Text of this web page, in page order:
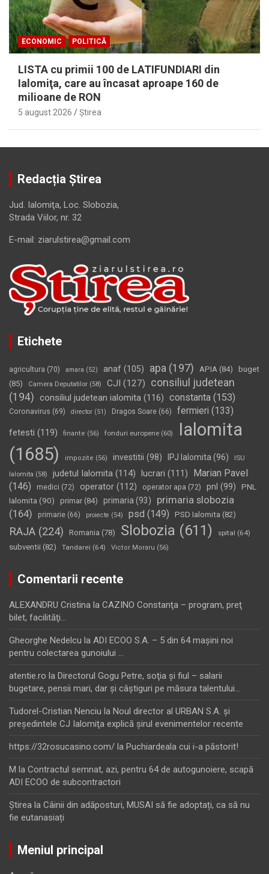
ECONOMIC POLITICĂ
LISTA cu primii 100 de LATIFUNDIARI din
Ialomiţa, care au încasat aproape 160 de
milioane de RON
5 august 2026 Ştirea
Redacția Știrea
Jud. Ialomiţa, Loc. Slobozia,
Strada Viilor, nr. 32
E-mail: ziarulstirea@gmail.com
Etichete
agricultura (70) amara (52) anaf (105) apa (197) APIA (84)
buget
(85)
Camera Deputatilor (58) CJI (127)
consiliul judetean
(194) consiliul judetean ialomita (116) constanta (153)
Coronavirus (69) director (51) Dragos Soare (66) fermieri (133)
fetesti (119) finante (56) fonduri europene (60)
Ialomita
(1685)
impozite (56) investitii (98) IPJ Ialomita (96) ISU
Ialomita (58) judetul Ialomita (114) lucrari (111)
Marian Pavel
(146)
medici (72) operator (112) operator apa (72) pnl (99)
PNL
Ialomita (90) primar(84) primaria (93)
primaria slobozia
(164)
primarie (66) proiecte (54) psd (149) PSD Ialomita (82)
RAJA (224) Romania (78) Slobozia (611) spital (64)
subventii (82) Tandarei (64) Victor Moraru (56)
Comentarii recente
ALEXANDRU Cristina la CAZINO Constanţa – program, preţ
bilet, facilităţi…
Gheorghe Nedelcu la ADI ECOO S.A. – 5 din 64 maşini noi
pentru colectarea gunoiului …
atentie.ro la Directorul Gogu Petre, soţia şi fiul – salarii
bugetare, pensii mari, dar şi câştiguri pe măsura talentului…
Tudorel-Cristian Nenciu la Noul director al URBAN S.A. şi
preşedintele CJ Ialomiţa explică şirul evenimentelor recente
https://32rosucasino.com/ la Puchiardeala cui i-a păstorit!
M la Contractul semnat, azi, pentru 64 de autogunoiere, scapă
ADI ECOO de subcontractori
Ştirea la Câinii din adăposturi, MUSAI să fie adoptați, ca să nu
fie eutanasiați
Meniul principal